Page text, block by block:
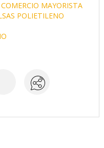
COMERCIO MAYORISTA
POLIETILENO